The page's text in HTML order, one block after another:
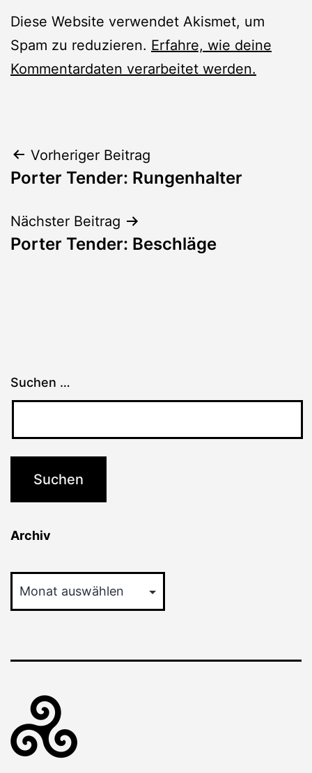
Diese Website verwendet Akismet, um
Spam zu reduzieren. Erfahre, wie deine
Kommentardaten verarbeitet werden.
Beitragsnavigation
Vorheriger Beitrag
Porter Tender: Rungenhalter
Nächster Beitrag
Porter Tender: Beschläge
Suchen …
Archiv